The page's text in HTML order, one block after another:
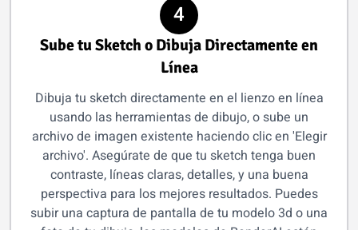
4
Sube tu Sketch o Dibuja Directamente en
Línea
Dibuja tu sketch directamente en el lienzo en línea
usando las herramientas de dibujo, o sube un
archivo de imagen existente haciendo clic en 'Elegir
archivo'. Asegúrate de que tu sketch tenga buen
contraste, líneas claras, detalles, y una buena
perspectiva para los mejores resultados. Puedes
subir una captura de pantalla de tu modelo 3d o una